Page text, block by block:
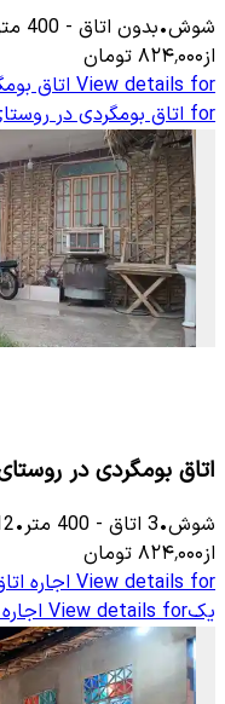
شوش•بدون اتاق -
400
از۸۲۴٬۰۰۰ تومان
View details for اتاق
for اتاق بومگردی در
اتاق بومگردی در
شوش•
3 اتاق -
400 متر•
از۸۲۴٬۰۰۰ تومان
View details for اجاره
یکView details for